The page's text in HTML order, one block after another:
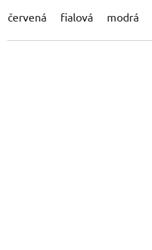
červená fialová modrá